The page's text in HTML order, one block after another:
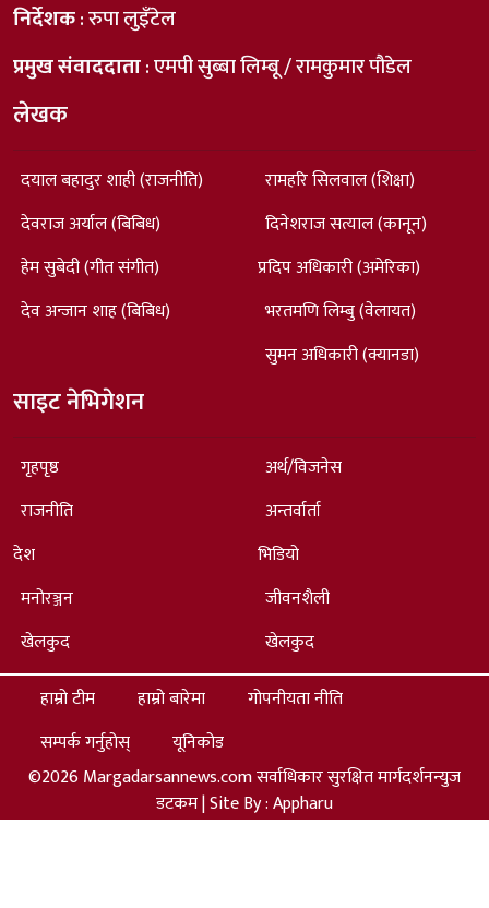
निर्देशक: रुपा लुइँटेल
प्रमुख संवाददाता: एमपी सुब्बा लिम्बू / रामकुमार पौडेल
लेखक
दयाल बहादुर शाही (राजनीति)
देवराज अर्याल (बिबिध)
हेम सुबेदी (गीत संगीत)
देव अन्जान शाह (बिबिध)
रामहरि सिलवाल (शिक्षा)
दिनेशराज सत्याल (कानून)
प्रदिप अधिकारी (अमेरिका)
भरतमणि लिम्बु (वेलायत)
सुमन अधिकारी (क्यानडा)
साइट नेभिगेशन
गृहपृष्ठ
राजनीति
देश
मनोरञ्जन
खेलकुद
अर्थ/विजनेस
अन्तर्वार्ता
भिडियो
जीवनशैली
खेलकुद
हाम्रो टीम
हाम्रो बारेमा
गोपनीयता नीति
सम्पर्क गर्नुहोस्
यूनिकोड
©2026 Margadarsannews.com सर्वाधिकार सुरक्षित मार्गदर्शनन्युज
डटकम | Site By :Appharu